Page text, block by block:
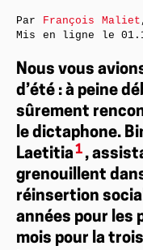
Nous vous
d’été : à peine
sûrement
le dictaphone.
Laetitia1 ,
grenouillent
réinsertion
années pour les
mois pour la
Par François Maliet
Mis en ligne le